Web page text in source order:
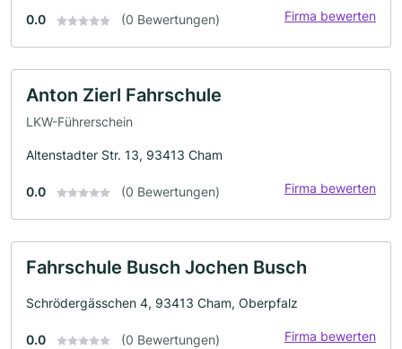
0.0 (0 Bewertungen) Firma bewerten
Anton Zierl Fahrschule
LKW-Führerschein
Altenstadter Str. 13, 93413 Cham
0.0 (0 Bewertungen) Firma bewerten
Fahrschule Busch Jochen Busch
Schrödergässchen 4, 93413 Cham, Oberpfalz
0.0 (0 Bewertungen) Firma bewerten